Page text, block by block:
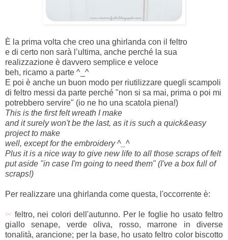
È la prima volta che creo una ghirlanda con il feltro
e di certo non sarà l’ultima, anche perché la sua
realizzazione è davvero semplice e veloce
beh, ricamo a parte ^_^
E poi è anche un buon modo per riutilizzare quegli scampoli
di feltro messi da parte perché "non si sa mai, prima o poi mi
potrebbero servire" (io ne ho una scatola piena!)
This is the first felt wreath I make
and it surely won't be the last, as it is such a quick&easy
project to make
well, except for the embroidery ^_^
Plus it is a nice way to give new life to all those scraps of felt
put aside "in case I'm going to need them" (I've a box full of
scraps!)
Per realizzare una ghirlanda come questa, l'occorrente è:
✂ feltro, nei colori dell'autunno. Per le foglie ho usato feltro
giallo senape, verde oliva, rosso, marrone in diverse
tonalità, arancione; per la base, ho usato feltro color biscotto